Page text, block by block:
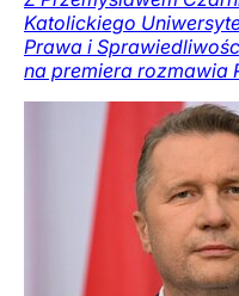
Katolickiego
Prawa i
na premiera rozmawia